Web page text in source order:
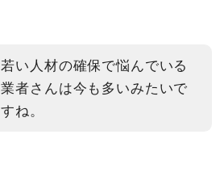
若い人材の確保で悩んでいる
業者さんは今も多いみたいで
すね。